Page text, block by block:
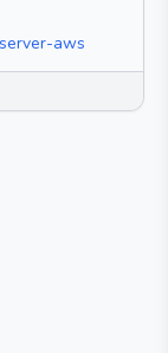
aws